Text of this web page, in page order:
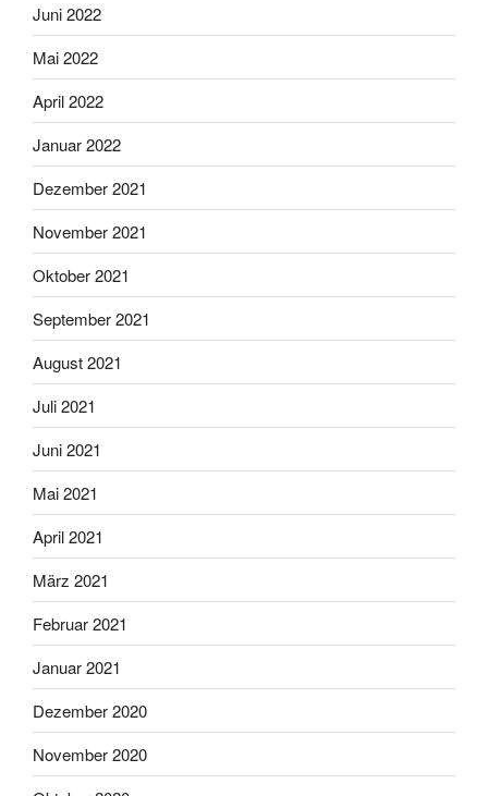
Juni 2022
Mai 2022
April 2022
Januar 2022
Dezember 2021
November 2021
Oktober 2021
September 2021
August 2021
Juli 2021
Juni 2021
Mai 2021
April 2021
März 2021
Februar 2021
Januar 2021
Dezember 2020
November 2020